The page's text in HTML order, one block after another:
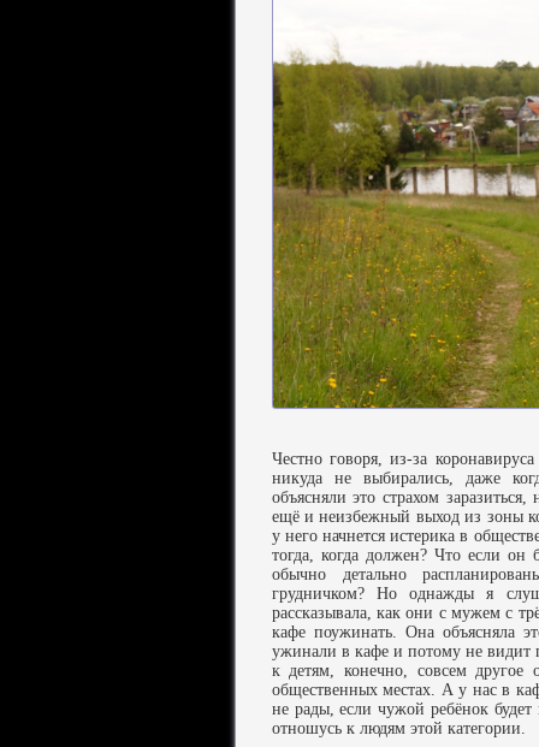
Честно говоря, из-за
никуда не выбирались, даже
объясняли это страхом
ещё и неизбежный выход из зоны
у него начнется истерика в
тогда, когда должен? Что если он
обычно детально
грудничком? Но однажды я
рассказывала, как они с мужем с
кафе поужинать. Она объясняла
ужинали в кафе и потому не видит
к детям, конечно, совсем
общественных местах. А у нас в
не рады, если чужой ребёнок
отношусь к людям этой категории.